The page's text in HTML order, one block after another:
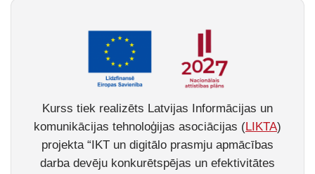
Kurss tiek realizēts Latvijas Informācijas un
komunikācijas tehnoloģijas asociācijas (LIKTA)
projekta “IKT un digitālo prasmju apmācības
darba devēju konkurētspējas un efektivitātes